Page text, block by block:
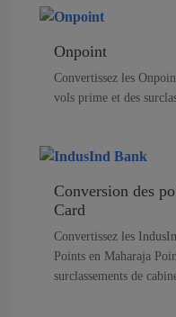
Onpoint
Convertissez les
vols prime et des
Conversion des
Card
Convertissez les
Points en Maharaja
surclassements de